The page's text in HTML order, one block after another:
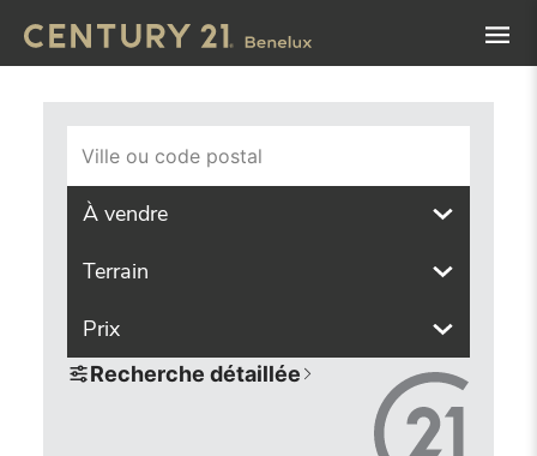
Ville ou code postal
À vendre
Terrain
Prix
Recherche détaillée